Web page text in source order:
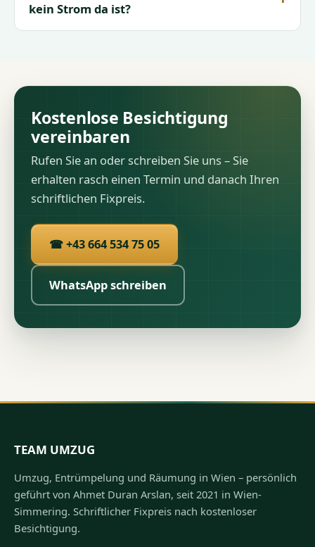
kein Strom da ist?
Kostenlose Besichtigung
vereinbaren
Rufen Sie an oder schreiben Sie uns – Sie
erhalten rasch einen Termin und danach Ihren
schriftlichen Fixpreis.
☎ +43 664 534 75 05
WhatsApp schreiben
TEAM UMZUG
Umzug, Entrümpelung und Räumung in Wien – persönlich
geführt von Ahmet Duran Arslan, seit 2021 in Wien-
Simmering. Schriftlicher Fixpreis nach kostenloser
Besichtigung.